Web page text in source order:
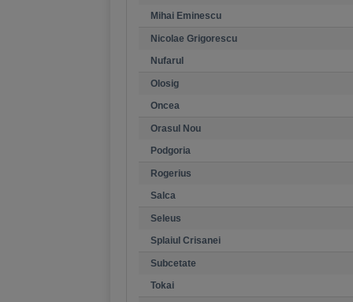
Mihai Eminescu
Nicolae Grigorescu
Nufarul
Olosig
Oncea
Orasul Nou
Podgoria
Rogerius
Salca
Seleus
Splaiul Crisanei
Subcetate
Tokai